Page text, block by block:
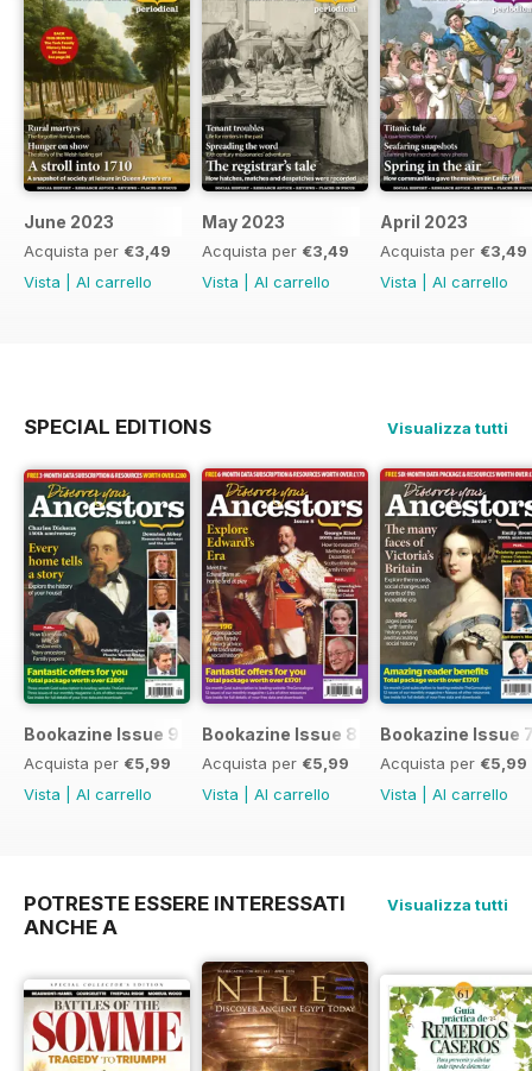
June 2023
Acquista per €3,49
Vista
Al carrello
May 2023
Acquista per €3,49
Vista
Al carrello
April 2023
Acquista per €3,49
Vista
Al carrello
SPECIAL EDITIONS Visualizza tutti
Bookazine Issue 9
Acquista per €5,99
Vista
Al carrello
Bookazine Issue 8
Acquista per €5,99
Vista
Al carrello
Bookazine Issue
Acquista per €5,99
Vista
Al carrello
POTRESTE ESSERE INTERESSATI
ANCHE A
Visualizza tutti